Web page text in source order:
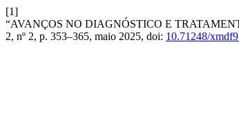
[1]
“AVANÇOS NO DIAGNÓSTICO E
2, nº 2, p. 353–365, maio 2025, doi: 10.71248/